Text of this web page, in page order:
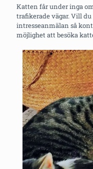
Katten får under inga
trafikerade vägar. Vill
intresseanmälan så
möjlighet att besöka